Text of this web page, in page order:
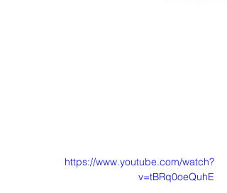
https://www.youtube.com/watch?
v=tBRq0oeQuhE